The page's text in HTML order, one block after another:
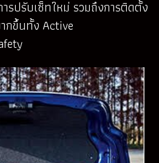
รปรับเซ็ทใหม่ รวมถึงการติดตั้ง
กขึ้นทั้ง Active